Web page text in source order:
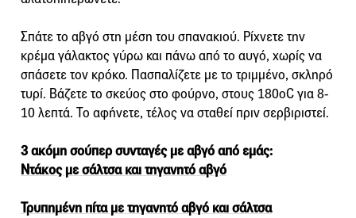
Σπάτε το αβγό στη μέση του σπανακιού. Ρίχνετε την
κρέμα γάλακτος γύρω και πάνω από το αυγό, χωρίς να
σπάσετε τον κρόκο. Πασπαλίζετε με το τριμμένο, σκληρό
τυρί. Βάζετε το σκεύος στο φούρνο, στους 180οC για 8-
10 λεπτά. Το αφήνετε, τέλος να σταθεί πριν σερβιριστεί.
3 ακόμη σούπερ συνταγές με αβγό από εμάς:
Ντάκος με σάλτσα και τηγανητό αβγό
Τρυπημένη πίτα με τηγανητό αβγό και σάλτσα